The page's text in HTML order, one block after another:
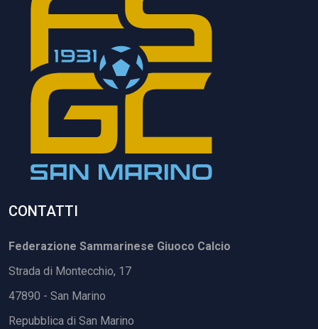
CONTATTI
Federazione Sammarinese Giuoco Calcio
Strada di Montecchio, 17
47890 - San Marino
Repubblica di San Marino